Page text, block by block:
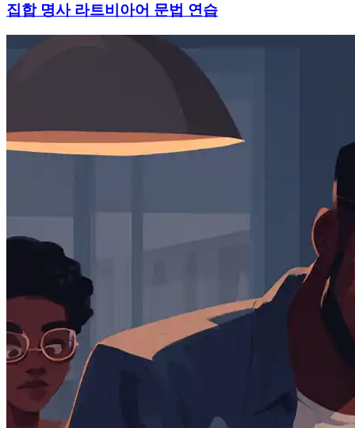
집합 명사 라트비아어 문법 연습